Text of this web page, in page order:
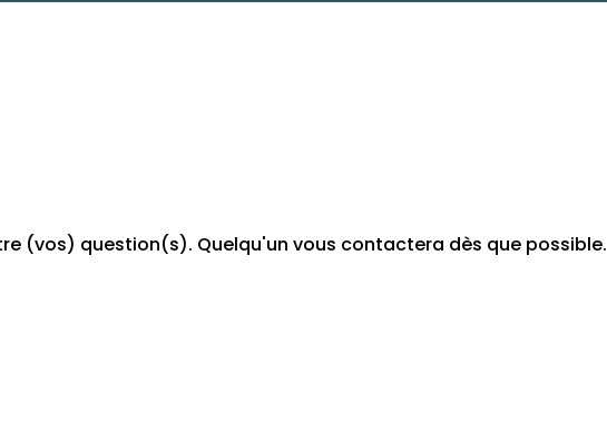
(vos) question(s). Quelqu'un vous contactera dès que possible.